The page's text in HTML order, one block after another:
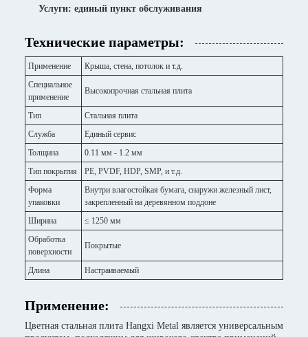
Услуги: единый пункт обслуживания
Технические параметры:
Применение
Крыша, стена, потолок и т.д.
Специальное
применение
Высокопрочная стальная плита
Тип
Стальная плита
Служба
Единый сервис
Толщина
0.11 мм - 1.2 мм
Тип покрытия
PE, PVDF, HDP, SMP, и т.д.
Форма
упаковки
Внутри влагостойкая бумага, снаружи железный лист,
закрепленный на деревянном поддоне
Ширина
≤ 1250 мм
Обработка
поверхности
Покрытые
Длина Настраиваемый
Применение:
Цветная стальная плита Hangxi Metal является универсальным